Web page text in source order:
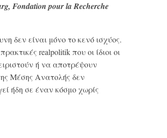
Fondation pour la Recherche
δεν είναι μόνο το κενό ισχύος.
realpolitik που οι ίδιοι οι
ή να αποτρέψουν
Μέσης Ανατολής δεν
ήδη σε έναν κόσμο χωρίς